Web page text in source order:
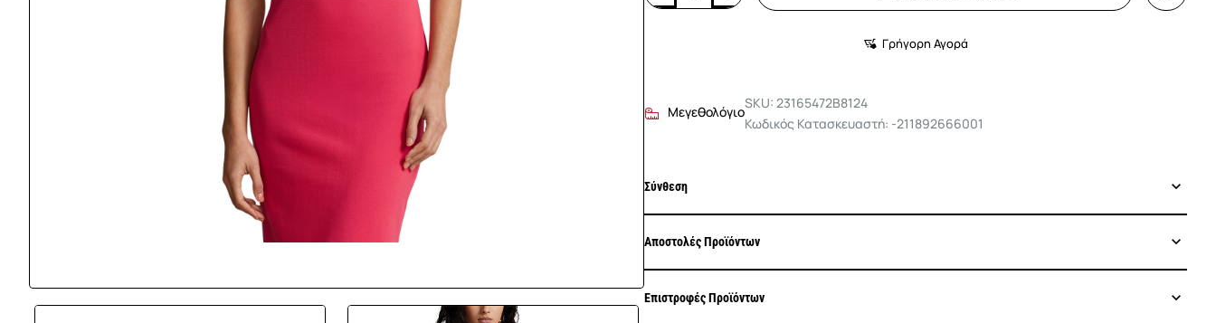
Γρήγορη Αγορά
Μεγεθολόγιο
SKU: 23165472B8124
Κωδικός Κατασκευαστή: -211892666001
Σύνθεση
Αποστολές Προϊόντων
Επιστροφές Προϊόντων